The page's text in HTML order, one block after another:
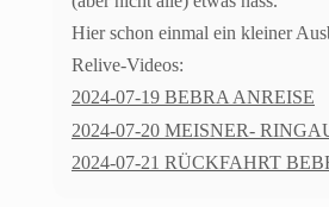
Hier schon einmal ein kleiner
Relive-Videos:
2024-07-19 BEBRA ANREISE
2024-07-20 MEISNER-
2024-07-21 RÜCKFAHRT